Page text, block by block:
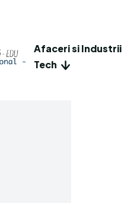
Afaceri si Industrii
Tech